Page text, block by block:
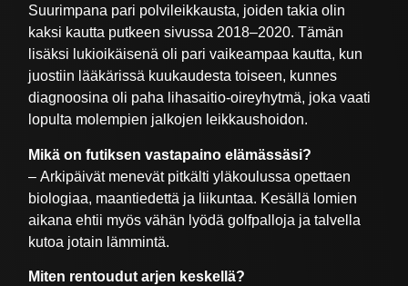
Suurimpana pari polvileikkausta, joiden takia olin
kaksi kautta putkeen sivussa 2018–2020. Tämän
lisäksi lukioikäisenä oli pari vaikeampaa kautta, kun
juostiin lääkärissä kuukaudesta toiseen, kunnes
diagnoosina oli paha lihasaitio-oireyhytmä, joka vaati
lopulta molempien jalkojen leikkaushoidon.
Mikä on futiksen vastapaino elämässäsi?
– Arkipäivät menevät pitkälti yläkoulussa opettaen
biologiaa, maantiedettä ja liikuntaa. Kesällä lomien
aikana ehtii myös vähän lyödä golfpalloja ja talvella
kutoa jotain lämmintä.
Miten rentoudut arjen keskellä?